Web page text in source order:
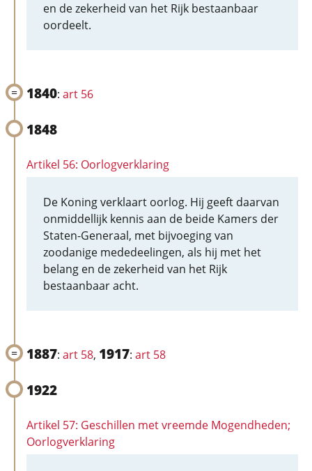
en de zekerheid van het Rijk bestaanbaar
oordeelt.
1840: art 56
1848
Artikel 56: Oorlogverklaring
De Koning verklaart oorlog. Hij geeft daarvan
onmiddellijk kennis aan de beide Kamers der
Staten-Generaal, met bijvoeging van
zoodanige mededeelingen, als hij met het
belang en de zekerheid van het Rijk
bestaanbaar acht.
1887: art 58, 1917: art 58
1922
Artikel 57: Geschillen met vreemde Mogendheden;
Oorlogverklaring